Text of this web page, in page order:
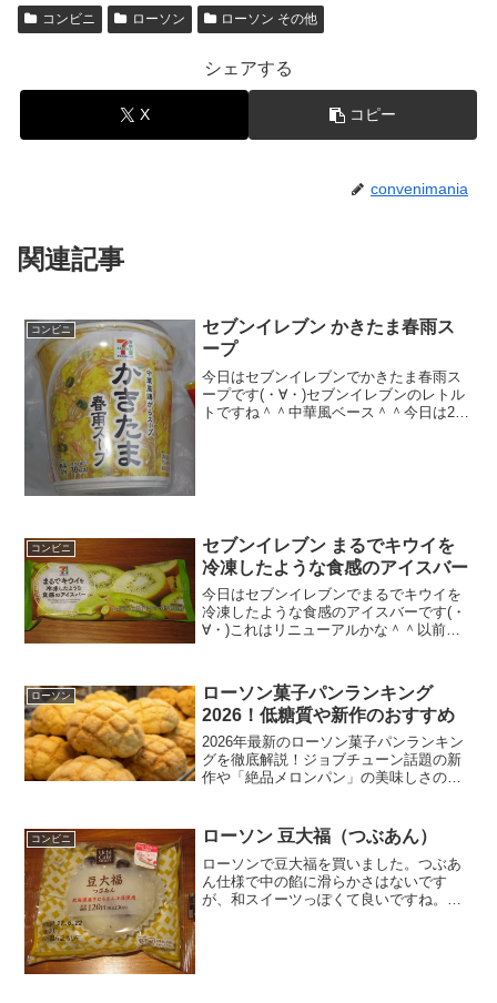
コンビニ ローソン ローソン その他
シェアする
X コピー
convenimania
関連記事
コンビニ
セブンイレブン かきたま春雨ス
ープ
今日はセブンイレブンでかきたま春雨ス
ープです(・∀・)セブンイレブンのレトル
トですね＾＾中華風ベース＾＾今日は2回
コンビニ
セブンイレブン まるでキウイを
冷凍したような食感のアイスバー
今日はセブンイレブンでまるでキウイを
冷凍したような食感のアイスバーです(・
∀・)これはリニューアルかな＾＾以前あ
にくいですね＾＾種＾＾食べた感想セブ
ンイレブンのこのシ...
ローソン
ローソン菓子パンランキング
2026！低糖質や新作のおすすめ
2026年最新のローソン菓子パンランキン
グを徹底解説！ジョブチューン話題の新
作や「絶品メロンパン」の美味しさの秘
しない選び方が分かる決定版ローソン菓
子パンランキングで、今の気分に合う最
高の一品をぜひ見つけてください。
コンビニ ローソン 豆大福（つぶあん）
ローソンで豆大福を買いました。つぶあ
ん仕様で中の餡に滑らかさはないです
が、和スイーツっぽくて良いですね。豆